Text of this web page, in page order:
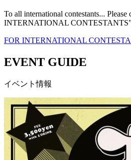
To all international contestants...
INTERNATIONAL CONTESTANTS”
FOR INTERNATIONAL
EVENT GUIDE
イベント情報